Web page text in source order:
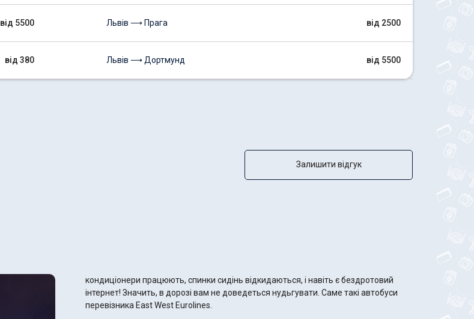
від 5500
від 380
Львів ⟶ Прага від 2500
Львів ⟶ Дортмунд від 5500
Залишити відгук
кондиціонери працюють, спинки сидінь відкидаються, і навіть є бездротовий
інтернет! Значить, в дорозі вам не доведеться нудьгувати. Саме такі автобуси
перевізника East West Eurolines.